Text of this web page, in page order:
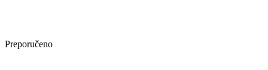
Preporučeno